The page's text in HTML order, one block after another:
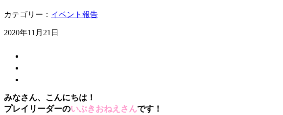
カテゴリー： イベント報告
2020年11月21日
みなさん、こんにちは！
プレイリーダーのいぶきおねえさんです！